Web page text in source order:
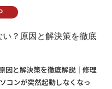
い？原因と解決策を徹底
因と解決策を徹底解説｜修理
コンが突然起動しなくなっ